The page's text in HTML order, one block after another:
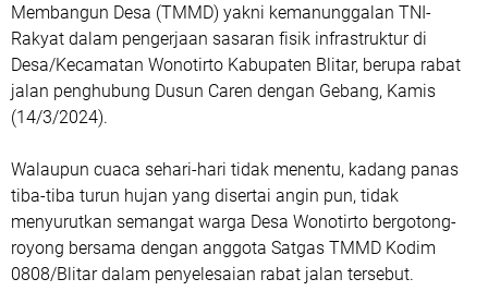
Membangun Desa (TMMD) yakni kemanunggalan TNI-
Rakyat dalam pengerjaan sasaran fisik infrastruktur di
Desa/Kecamatan Wonotirto Kabupaten Blitar, berupa rabat
jalan penghubung Dusun Caren dengan Gebang, Kamis
(14/3/2024).
Walaupun cuaca sehari-hari tidak menentu, kadang panas
tiba-tiba turun hujan yang disertai angin pun, tidak
menyurutkan semangat warga Desa Wonotirto bergotong-
royong bersama dengan anggota Satgas TMMD Kodim
0808/Blitar dalam penyelesaian rabat jalan tersebut.